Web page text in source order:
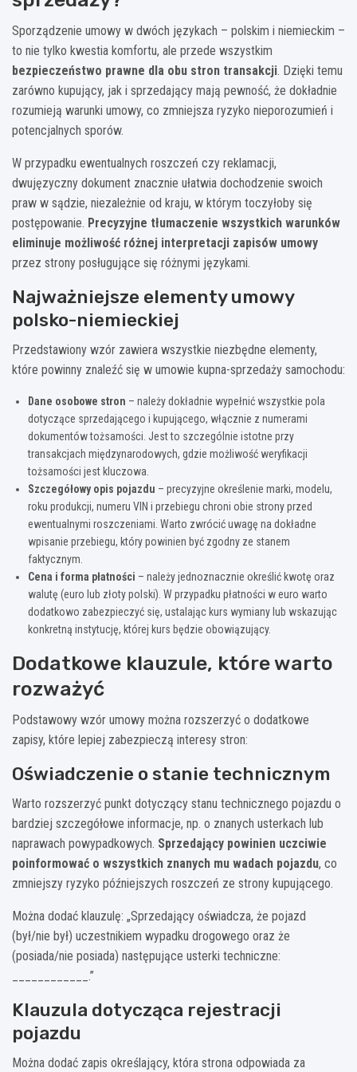
____________________________
Sporządzenie umowy w dwóch językach – polskim i niemieckim –
to nie tylko kwestia komfortu, ale przede wszystkim
bezpieczeństwo prawne dla obu stron transakcji. Dzięki temu
zarówno kupujący, jak i sprzedający mają pewność, że dokładnie
rozumieją warunki umowy, co zmniejsza ryzyko nieporozumień i
potencjalnych sporów.
W przypadku ewentualnych roszczeń czy reklamacji,
dwujęzyczny dokument znacznie ułatwia dochodzenie swoich
praw w sądzie, niezależnie od kraju, w którym toczyłoby się
postępowanie. Precyzyjne tłumaczenie wszystkich warunków
eliminuje możliwość różnej interpretacji zapisów umowy
przez strony posługujące się różnymi językami.
Najważniejsze elementy umowy
polsko-niemieckiej
Przedstawiony wzór zawiera wszystkie niezbędne elementy,
które powinny znaleźć się w umowie kupna-sprzedaży samochodu:
Dane osobowe stron – należy dokładnie wypełnić wszystkie pola
dotyczące sprzedającego i kupującego, włącznie z numerami
dokumentów tożsamości. Jest to szczególnie istotne przy
transakcjach międzynarodowych, gdzie możliwość weryfikacji
tożsamości jest kluczowa.
Szczegółowy opis pojazdu – precyzyjne określenie marki, modelu,
roku produkcji, numeru VIN i przebiegu chroni obie strony przed
ewentualnymi roszczeniami. Warto zwrócić uwagę na dokładne
wpisanie przebiegu, który powinien być zgodny ze stanem
faktycznym.
Cena i forma płatności – należy jednoznacznie określić kwotę oraz
walutę (euro lub złoty polski). W przypadku płatności w euro warto
dodatkowo zabezpieczyć się, ustalając kurs wymiany lub wskazując
konkretną instytucję, której kurs będzie obowiązujący.
Dodatkowe klauzule, które warto
rozważyć
Podstawowy wzór umowy można rozszerzyć o dodatkowe
zapisy, które lepiej zabezpieczą interesy stron:
Oświadczenie o stanie technicznym
Warto rozszerzyć punkt dotyczący stanu technicznego pojazdu o
bardziej szczegółowe informacje, np. o znanych usterkach lub
naprawach powypadkowych. Sprzedający powinien uczciwie
poinformować o wszystkich znanych mu wadach pojazdu, co
zmniejszy ryzyko późniejszych roszczeń ze strony kupującego.
Można dodać klauzulę: „Sprzedający oświadcza, że pojazd
(był/nie był) uczestnikiem wypadku drogowego oraz że
(posiada/nie posiada) następujące usterki techniczne:
____________.”
Klauzula dotycząca rejestracji
pojazdu
Można dodać zapis określający, która strona odpowiada za